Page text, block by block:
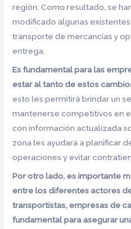
región. Como resultado, se
modificado algunas
transporte de mercancías y
entrega.
Es fundamental para las
estar al tanto de estos
esto les permitirá brindar un
mantenerse competitivos en
con información actualizada
zona les ayudará a planificar
operaciones y evitar
Por otro lado, es importante
entre los diferentes actores
transportistas, empresas de
fundamental para asegurar